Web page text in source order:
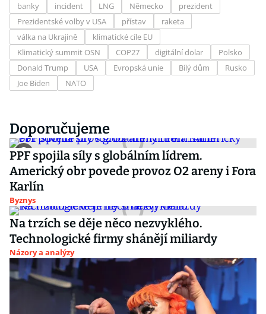
banky incident LNG Německo
prezident
Prezidentské volby v USA
přístav
raketa
válka na Ukrajině
klimatické cíle EU
Klimatický summit OSN
COP27 digitální dolar
Polsko
Donald Trump
USA Evropská unie Bílý dům
Rusko
Joe Biden
NATO
Doporučujeme
PPF spojila síly s globálním lídrem.
Americký obr povede provoz O2 areny i Fora
Karlín
Byznys
Na trzích se děje něco nezvyklého.
Technologické firmy shánějí miliardy
Názory a analýzy